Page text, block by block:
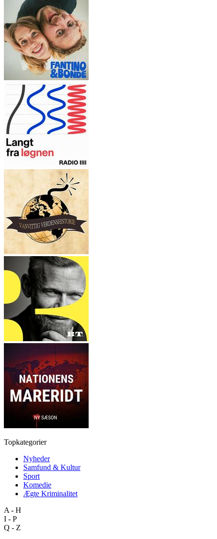
Topkategorier
Nyheder
Samfund & Kultur
Sport
Komedie
Ægte Kriminalitet
A - H
I - P
Q - Z